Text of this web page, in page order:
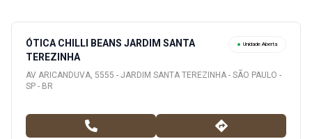
ÓTICA CHILLI BEANS JARDIM SANTA
TEREZINHA
Unidade Aberta
AV ARICANDUVA, 5555 - JARDIM SANTA TEREZINHA - SÃO PAULO -
SP - BR